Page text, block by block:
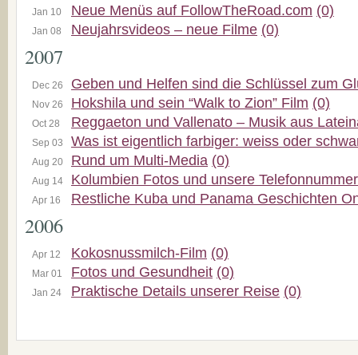
Jan 10 Neue Menüs auf FollowTheRoad.com (0)
Jan 08 Neujahrsvideos – neue Filme (0)
2007
Dec 26 Geben und Helfen sind die Schlüssel zum
Nov 26 Hokshila und sein “Walk to Zion” Film (0)
Oct 28 Reggaeton und Vallenato – Musik aus
Sep 03 Was ist eigentlich farbiger: weiss oder
Aug 20 Rund um Multi-Media (0)
Aug 14 Kolumbien Fotos und unsere
Apr 16 Restliche Kuba und Panama Geschichten
2006
Apr 12 Kokosnussmilch-Film (0)
Mar 01 Fotos und Gesundheit (0)
Jan 24 Praktische Details unserer Reise (0)